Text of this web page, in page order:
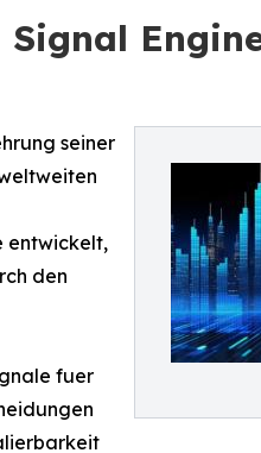
seiner
entwickelt,
den
fuer